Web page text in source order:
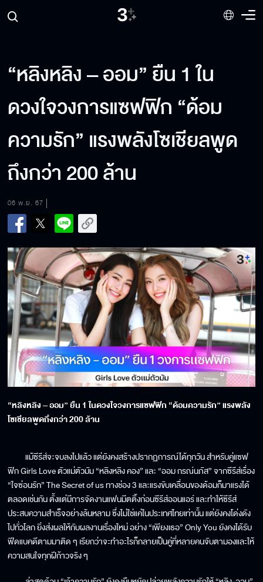
“หลิงหลิง – ออม” ยืน 1 ใน
ดวงใจวงการแซฟฟิก “ด้อม
ความรัก” แรงพลังโซเชียลพูด
ถึงกว่า 200 ล้าน
06 พ.ย. 67
“หลิงหลิง – ออม” ยืน 1 ในดวงใจวงการแซฟฟิก “ด้อมความรัก” แรงพลัง
โซเชียลพูดถึงกว่า 200 ล้าน
แม้ซีรีส์จะจบลงไปแล้ว แต่ยังคงสร้างปรากฏการณ์ได้ทุกวัน สำหรับคู่แซฟ
ฟิก Girls Love ตัวแม่ตัวมัม “หลิงหลิง คอง” และ “ออม กรณ์นภัส” จากซีรีส์เรื่อง
“ใจซ่อนรัก” The Secret of us ทางช่อง 3 และแรงขับเคลื่อนของด้อมก็มาแรงได้
ตลอดเช่นกัน ตั้งแต่มีการจัดงานแฟนมีตติ้งก่อนซีรีส์ออนแอร์ และทำให้ซีรีส์
ประสบความสำเร็จอย่างล้นหลาม ซึ่งไม่ใช่แค่ในประเทศไทยเท่านั้น แต่ยังคงโด่งดัง
ไปทั่วโลก ยิ่งส่งผลให้กับผลงานเรื่องใหม่ อย่าง “เพียงเธอ” Only You ยังคงได้รับ
ฟีดแบคดีตามมาติด ๆ เรียกว่าจะทำอะไรก็กลายเป็นคู่ที่หลายคนจับตามองและให้
ความสนใจทุกฝีก้าวจริง ๆ